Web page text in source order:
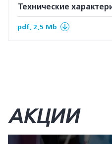
Технические
pdf, 2,5 Mb
АКЦИИ